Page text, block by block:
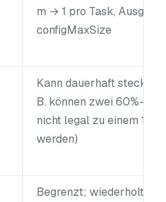
m → 1 pro Task, Ausgabe
configMaxSize
Kann dauerhaft stecken
B. können zwei 60%-
nicht legal zu einem
werden)
Begrenzt; wiederholte